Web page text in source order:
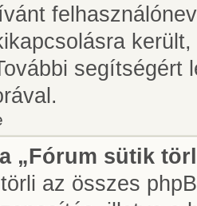
segítségért
„Fórum sütik
az összes